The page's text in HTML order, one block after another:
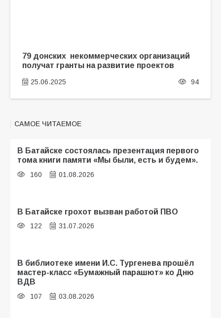
79 донских некоммерческих организаций
получат гранты на развитие проектов
25.06.2025 94
САМОЕ ЧИТАЕМОЕ
В Батайске состоялась презентация первого
тома книги памяти «Мы были, есть и будем».
160 01.08.2026
В Батайске грохот вызван работой ПВО
122 31.07.2026
В библиотеке имени И.С. Тургенева прошёл
мастер-класс «Бумажный парашют» ко Дню
ВДВ
107 03.08.2026